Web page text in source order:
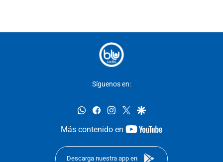
Síguenos en:
whatsappfacebookinstagram
twittergoogle
Más contenido en
youtube-
Descarga nuestra app en